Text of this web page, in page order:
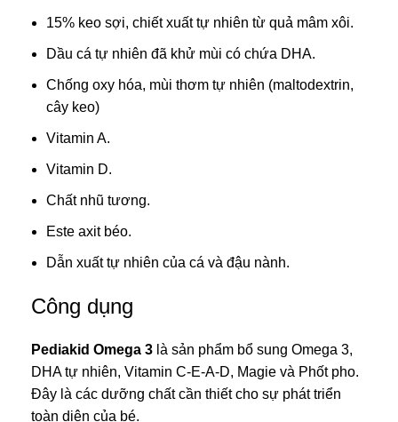
15% keo sợi, chiết xuất tự nhiên từ quả mâm xôi.
Dầu cá tự nhiên đã khử mùi có chứa DHA.
Chống oxy hóa, mùi thơm tự nhiên (maltodextrin,
cây keo)
Vitamin A.
Vitamin D.
Chất nhũ tương.
Este axit béo.
Dẫn xuất tự nhiên của cá và đậu nành.
Công dụng
Pediakid Omega 3 là sản phẩm bổ sung Omega 3,
DHA tự nhiên, Vitamin C-E-A-D, Magie và Phốt pho.
Đây là các dưỡng chất cần thiết cho sự phát triển
toàn diện của bé.